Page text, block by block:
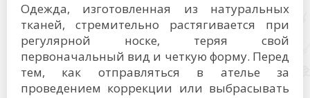
Одежда, изготовленная из натуральных
тканей, стремительно растягивается при
регулярной носке, теряя свой
первоначальный вид и четкую форму. Перед
тем, как отправляться в ателье за
проведением коррекции или выбрасывать